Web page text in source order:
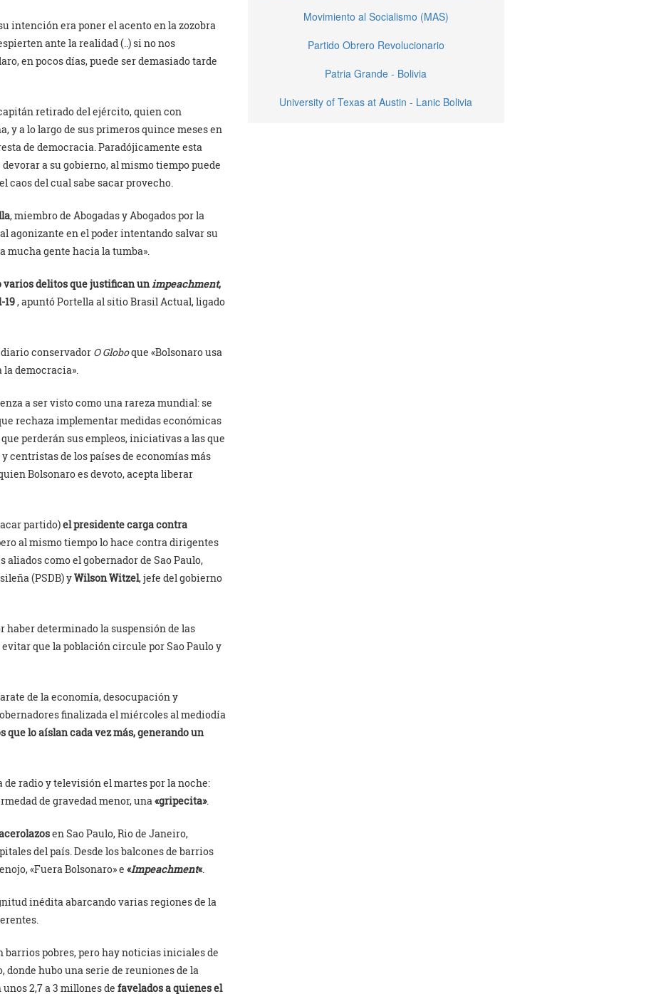
intención era poner el acento en la zozobra
ante la realidad (..) si no nos
en pocos días, puede ser demasiado tarde
retirado del ejército, quien con
y a lo largo de sus primeros quince meses en
de democracia. Paradójicamente esta
a su gobierno, al mismo tiempo puede
caos del cual sabe sacar provecho.
, miembro de Abogadas y Abogados por la
agonizante en el poder intentando salvar su
mucha gente hacia la tumba».
varios delitos que justifican unimpeachment,
19, apuntó Portella al sitio Brasil Actual, ligado
conservador O Globoque «Bolsonaro usa
democracia».
a ser visto como una rareza mundial: se
rechaza implementar medidas económicas
perderán sus empleos, iniciativas a las que
centristas de los países de economías más
Bolsonaro es devoto, acepta liberar
partido)el presidente carga contra
al mismo tiempo lo hace contra dirigentes
como el gobernador de Sao Paulo,
(PSDB) yWilson Witzel, jefe del gobierno
haber determinado la suspensión de las
que la población circule por Sao Paulo y
de la economía, desocupación y
finalizada el miércoles al mediodía
lo aíslan cada vez más, generando un
radio y televisión el martes por la noche:
de gravedad menor, una«gripecita».
en Sao Paulo, Rio de Janeiro,
del país. Desde los balcones de barrios
«Fuera Bolsonaro» e «Impeachment«.
inédita abarcando varias regiones de la
barrios pobres, pero hay noticias iniciales de
donde hubo una serie de reuniones de la
2,7 a 3 millones de favelados a quienes el
Movimiento al Socialismo (MAS)
Partido Obrero Revolucionario
Patria Grande - Bolivia
University of Texas at Austin - Lanic Bolivia